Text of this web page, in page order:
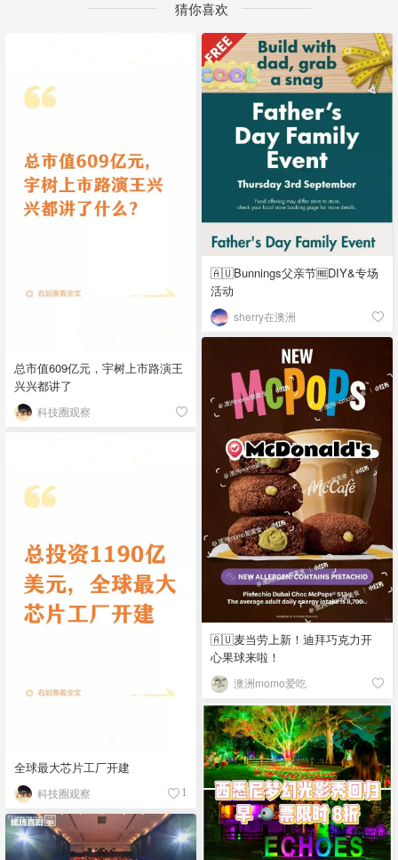
猜你喜欢
总市值609亿元，宇树上市路演王
兴兴都讲了
科技圈观察
🇦🇺Bunnings父亲节🆓DIY&专场
活动
sherry在澳洲
🇦🇺麦当劳上新！迪拜巧克力开
心果球来啦！
澳洲momo爱吃
全球最大芯片工厂开建
科技圈观察 1